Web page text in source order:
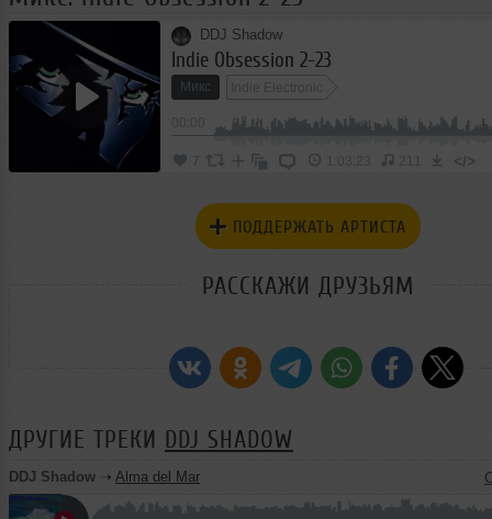
DDJ Shadow
Indie Obsession 2-23
Микс Indie Electronic
7 1:03:23 211 </>
ПОДДЕРЖАТЬ АРТИСТА
РАССКАЖИ ДРУЗЬЯМ
ДРУГИЕ ТРЕКИ DDJ SHADOW
DDJ Shadow ➝ Alma del Mar